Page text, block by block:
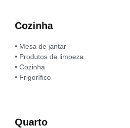
Cozinha
• Mesa de jantar
• Produtos de limpeza
• Cozinha
• Frigorífico
Quarto